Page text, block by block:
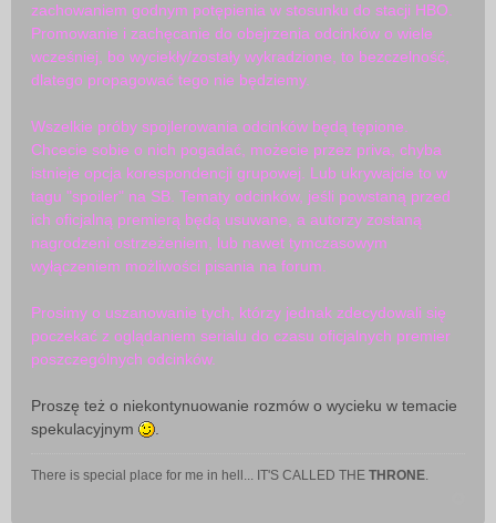
zachowaniem godnym potępienia w stosunku do stacji HBO.
Promowanie i zachęcanie do obejrzenia odcinków o wiele
wcześniej, bo wyciekły/zostały wykradzione, to bezczelność,
dlatego propagować tego nie będziemy.
Wszelkie próby spojlerowania odcinków będą tępione.
Chcecie sobie o nich pogadać, możecie przez priva, chyba
istnieje opcja korespondencji grupowej. Lub ukrywajcie to w
tagu "spoiler" na SB. Tematy odcinków, jeśli powstaną przed
ich oficjalną premierą będą usuwane, a autorzy zostaną
nagrodzeni ostrzeżeniem, lub nawet tymczasowym
wyłączeniem możliwości pisania na forum.
Prosimy o uszanowanie tych, którzy jednak zdecydowali się
poczekać z oglądaniem serialu do czasu oficjalnych premier
poszczególnych odcinków.
Proszę też o niekontynuowanie rozmów o wycieku w temacie
spekulacyjnym
There is special place for me in hell... IT'S CALLED THE THRONE.